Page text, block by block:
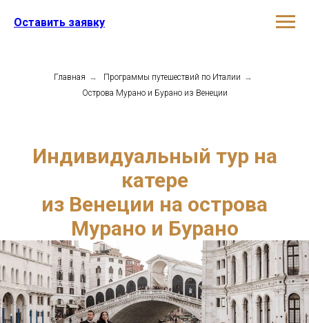
Оставить заявку
Главная → Программы путешествий по Италии →
Острова Мурано и Бурано из Венеции
Индивидуальный тур на
катере
из Венеции на острова
Мурано и Бурано